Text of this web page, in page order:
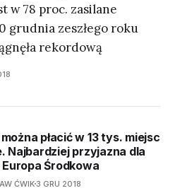
w 78 proc. zasilane
grudnia zeszłego roku
rekordową
płacić w 13 tys. miejsc
Najbardziej przyjazna dla
Środkowa
ĆWIK 3 GRU 2018